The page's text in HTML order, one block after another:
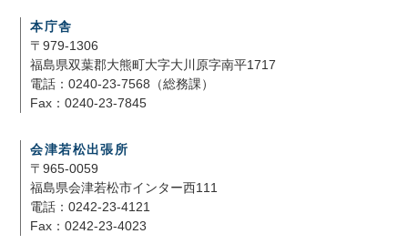
本庁舎
〒979-1306
福島県双葉郡大熊町大字大川原字南平1717
電話：0240-23-7568（総務課）
Fax：0240-23-7845
会津若松出張所
〒965-0059
福島県会津若松市インター西111
電話：0242-23-4121
Fax：0242-23-4023